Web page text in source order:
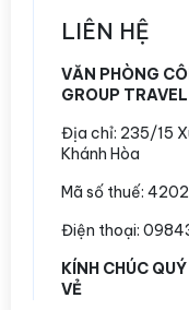
LIÊN HỆ
VĂN PHÒNG
GROUP TRAVEL
Địa chỉ: 235/15
Khánh Hòa
Mã số thuế:
Điện thoại:
KÍNH CHÚC
VẺ